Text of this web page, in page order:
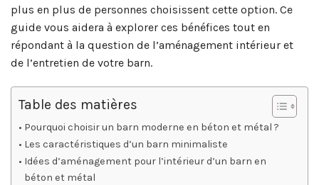
plus en plus de personnes choisissent cette option. Ce
guide vous aidera à explorer ces bénéfices tout en
répondant à la question de l’aménagement intérieur et
de l’entretien de votre barn.
Table des matières
Pourquoi choisir un barn moderne en béton et métal ?
Les caractéristiques d’un barn minimaliste
Idées d’aménagement pour l’intérieur d’un barn en
béton et métal